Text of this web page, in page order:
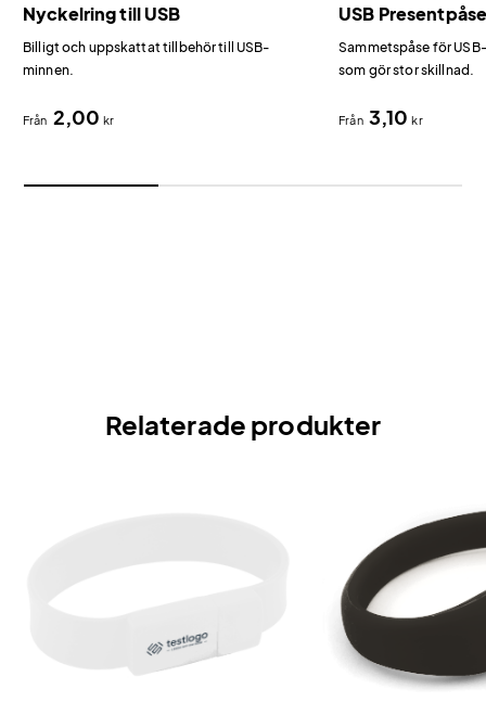
Nyckelring till USB
Billigt och uppskattat tillbehör till USB-
minnen.
Från 2,00kr
USB
Sammetspåse för
som gör stor skillnad.
Från 3,10kr
Relaterade produkter